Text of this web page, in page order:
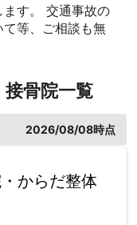
す。 交通事故の
等、ご相談も無
骨院一覧
2026/08/08時点
からだ整体